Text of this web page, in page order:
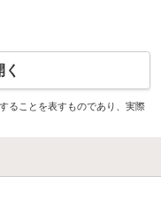
ることを表すものであり、実際